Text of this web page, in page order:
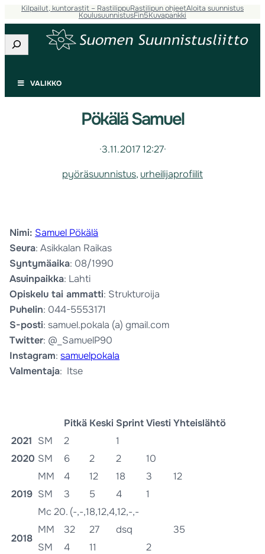
Kilpailut, kuntorastit – RastilippuRastilipun ohjeetAloita suunnistus
KoulusuunnistusFin5Kuvapankki
Etsi
VALIKKO
Pökälä Samuel
·3.11.2017 12:27·
pyöräsuunnistus, urheilijaprofiilit
Nimi: Samuel Pökälä
Seura: Asikkalan Raikas
Syntymäaika: 08/1990
Asuinpaikka: Lahti
Opiskelu tai ammatti: Strukturoija
Puhelin: 044-5553171
S-posti: samuel.pokala (a) gmail.com
Twitter: @_SamuelP90
Instagram: samuelpokala
Valmentaja: Itse
Pitkä Keski SprintViestiYhteislähtö
2021 SM 2
1
2020 SM 6 2 2 10
2019
MM 4 12 18 3
12
SM
3 5 4
1
Mc 20. (-,-,18,12,4,12,-,-
2018
MM 32 27 dsq
35
SM
4 11
2